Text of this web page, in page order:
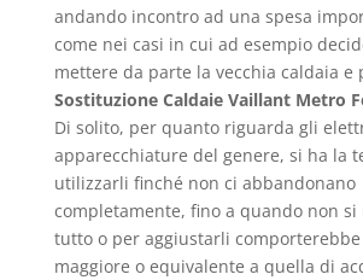
andando incontro ad una spesa
come nei casi in cui ad esempio
mettere da parte la vecchia caldaia e
Sostituzione Caldaie Vaillant Metro
Di solito, per quanto riguarda gli
apparecchiature del genere, si ha la
utilizzarli finché non ci abbandonano
completamente, fino a quando non si
tutto o per aggiustarli comporterebbe
maggiore o equivalente a quella di